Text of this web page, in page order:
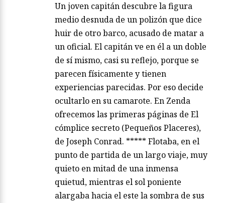
Un joven capitán descubre la figura
medio desnuda de un polizón que dice
huir de otro barco, acusado de matar a
un oficial. El capitán ve en él a un doble
de sí mismo, casi su reflejo, porque se
parecen físicamente y tienen
experiencias parecidas. Por eso decide
ocultarlo en su camarote. En Zenda
ofrecemos las primeras páginas de El
cómplice secreto (Pequeños Placeres),
de Joseph Conrad. ***** Flotaba, en el
punto de partida de un largo viaje, muy
quieto en mitad de una inmensa
quietud, mientras el sol poniente
alargaba hacia el este la sombra de sus